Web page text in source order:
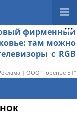
фирменный
там можно
с RGB
| ООО "Горенье БТ"